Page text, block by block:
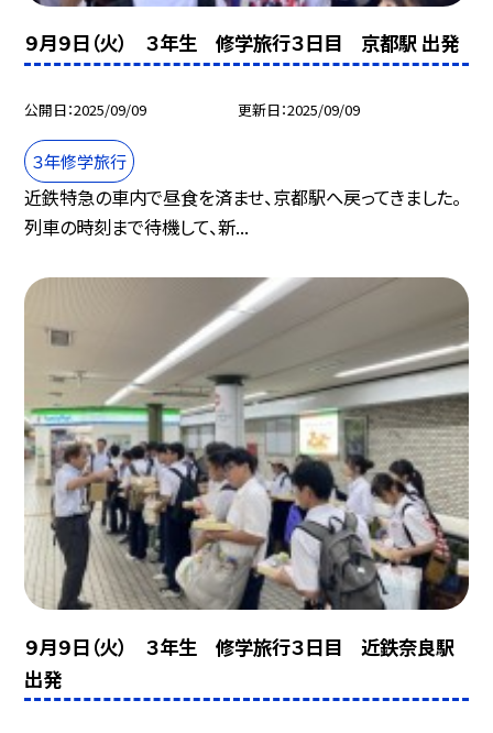
９月９日（火） ３年生 修学旅行３日目 京都駅 出発
公開日 2025/09/09 更新日 2025/09/09
３年修学旅行
近鉄特急の車内で昼食を済ませ、京都駅へ戻ってきました。
列車の時刻まで待機して、新...
９月９日（火） ３年生 修学旅行３日目 近鉄奈良駅
出発